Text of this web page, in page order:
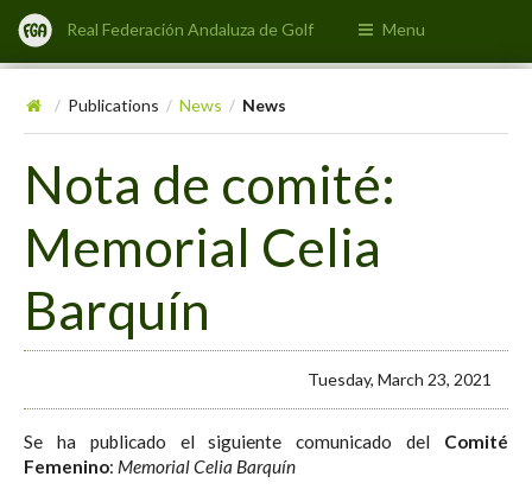
Real Federación Andaluza de Golf Menu
/ Publications / News / News
Nota de comité:
Memorial Celia
Barquín
Tuesday, March 23, 2021
Se ha publicado el siguiente comunicado del Comité
Femenino: Memorial Celia Barquín